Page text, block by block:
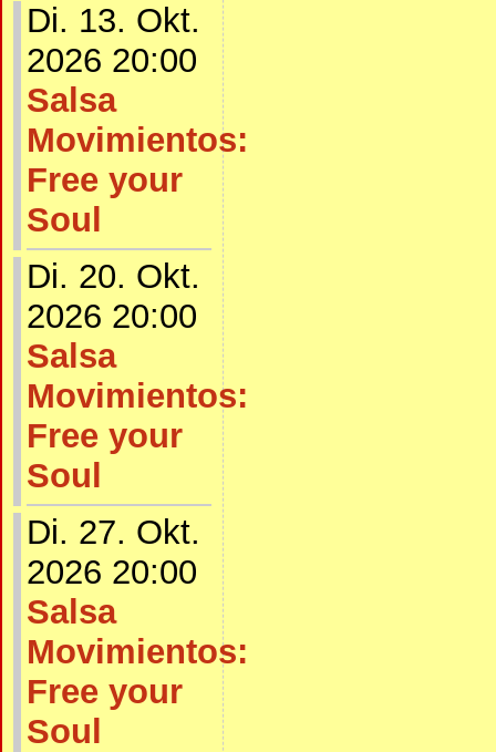
Di. 13. Okt.
2026 20:00
Salsa
Movimientos:
Free your
Soul
Di. 20. Okt.
2026 20:00
Salsa
Movimientos:
Free your
Soul
Di. 27. Okt.
2026 20:00
Salsa
Movimientos:
Free your
Soul